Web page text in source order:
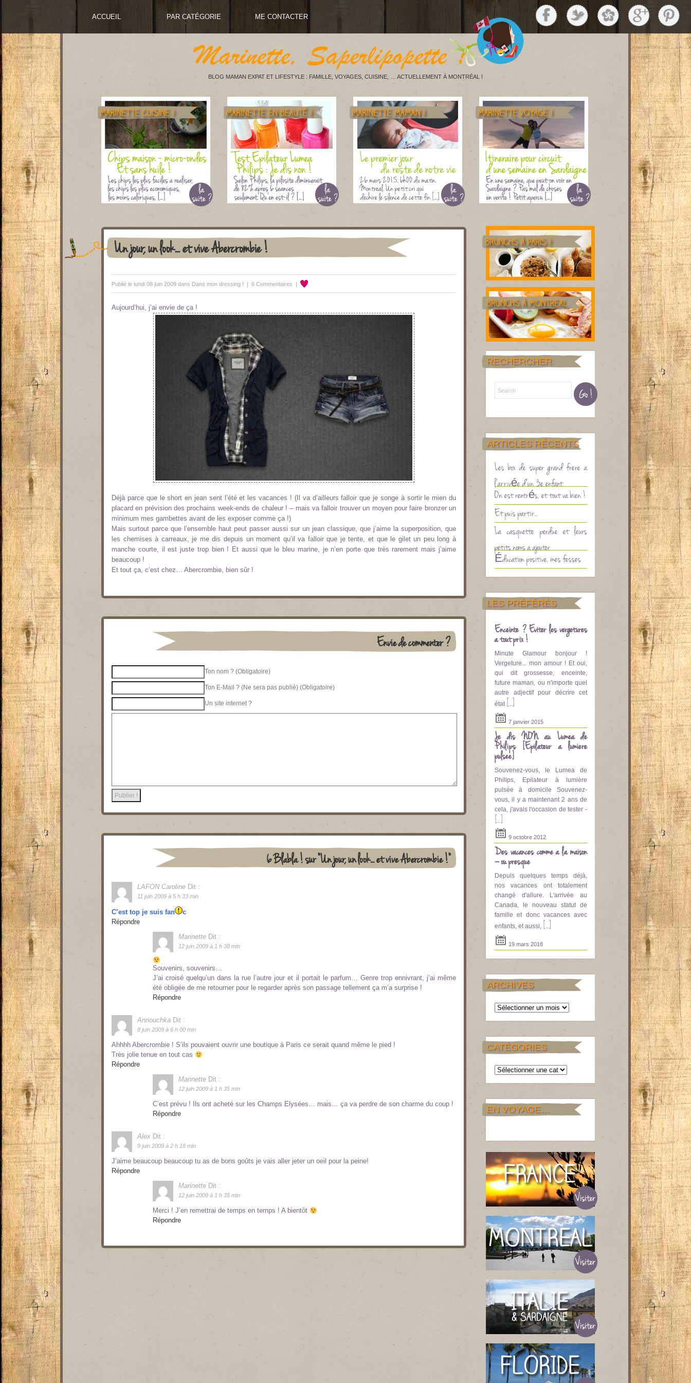
ACCUEIL PAR CATÉGORIE ME CONTACTER
BLOG MAMAN EXPAT ET LIFESTYLE : FAMILLE, VOYAGES, CUISINE, … ACTUELLEMENT À MONTRÉAL !
Un jour, un look… et vive Abercrombie !
Publié le lundi 08 juin 2009 dans Dans mon dressing ! | 6 Commentaires |
Aujourd’hui, j’ai envie de ça !
Déjà parce que le short en jean sent l’été et les vacances ! (Il va d’ailleurs falloir que je songe à sortir le mien du
placard en prévision des prochains week-ends de chaleur ! – mais va falloir trouver un moyen pour faire bronzer un
minimum mes gambettes avant de les exposer comme ça !)
Mais surtout parce que l’ensemble haut peut passer aussi sur un jean classique, que j’aime la superposition, que
les chemises à carreaux, je me dis depuis un moment qu’il va falloir que je tente, et que le gilet un peu long à
manche courte, il est juste trop bien ! Et aussi que le bleu marine, je n’en porte que très rarement mais j’aime
beaucoup !
Et tout ça, c’est chez… Abercrombie, bien sûr !
Envie de commenter ?
Ton nom ? (Obligatoire)
Ton E-Mail ? (Ne sera pas publié) (Obligatoire)
Un site internet ?
6 Blabla ! sur "Un jour, un look… et vive Abercrombie !"
LAFON Caroline Dit :
11 juin 2009 à 5 h 33 min
C’est top je suis fan
c
Répondre
Marinette Dit :
12 juin 2009 à 1 h 38 min
Souvenirs, souvenirs…
J’ai croisé quelqu’un dans la rue l’autre jour et il portait le parfum… Genre trop ennivrant, j’ai même
été obligée de me retourner pour le regarder après son passage tellement ça m’a surprise !
Répondre
Annouchka Dit :
8 juin 2009 à 6 h 00 min
Ahhhh Abercrombie ! S’ils pouvaient ouvrir une boutique à Paris ce serait quand même le pied !
Très jolie tenue en tout cas
Répondre
Marinette Dit :
12 juin 2009 à 1 h 35 min
C’est prévu ! Ils ont acheté sur les Champs Elysées… mais… ça va perdre de son charme du coup !
Répondre
Alex Dit :
9 juin 2009 à 2 h 18 min
J’aime beaucoup beaucoup tu as de bons goûts je vais aller jeter un oeil pour la peine!
Répondre
Marinette Dit :
12 juin 2009 à 1 h 35 min
Merci ! J’en remettrai de temps en temps ! A bientôt
Répondre
RECHERCHER
ARTICLES RÉCENTS
Les box de super grand frère à
l’arrivée d’un 3è enfant
On est rentrés, et tout va bien !
Et puis partir…
La casquette perdue et leurs
Éducation positive, mes fesses
LES PRÉFÉRÉS
Enceinte ? Eviter les vergetures
à tout prix !
Minute Glamour bonjour !
Vergeture... mon amour ! Et oui,
qui dit grossesse, enceinte,
future maman, ou n'importe quel
autre adjectif pour décrire cet
état [...]
7 janvier 2015
Je dis NON au Lumea de
Philips [Epilateur a lumière
pulsee]
Souvenez-vous, le Lumea de
Philips, Epilateur à lumière
pulsée à domicile Souvenez-
vous, il y a maintenant 2 ans de
cela, j'avais l'occasion de tester -
[...]
9 octobre 2012
Des vacances comme à la maison
– ou presque
Depuis quelques temps déjà,
nos vacances ont totalement
changé d'allure. L'arrivée au
Canada, le nouveau statut de
famille et donc vacances avec
enfants, et aussi, [...]
19 mars 2018
ARCHIVES
Archives
CATÉGORIES
Catégories
EN VOYAGE…